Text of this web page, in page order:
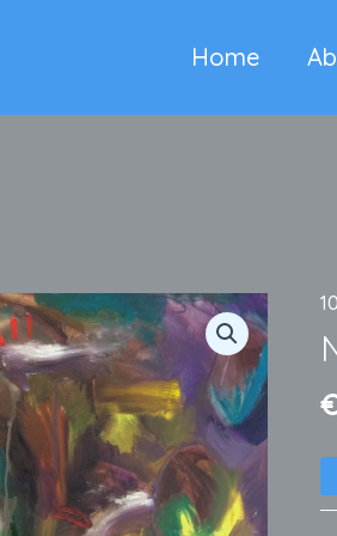
Home
€